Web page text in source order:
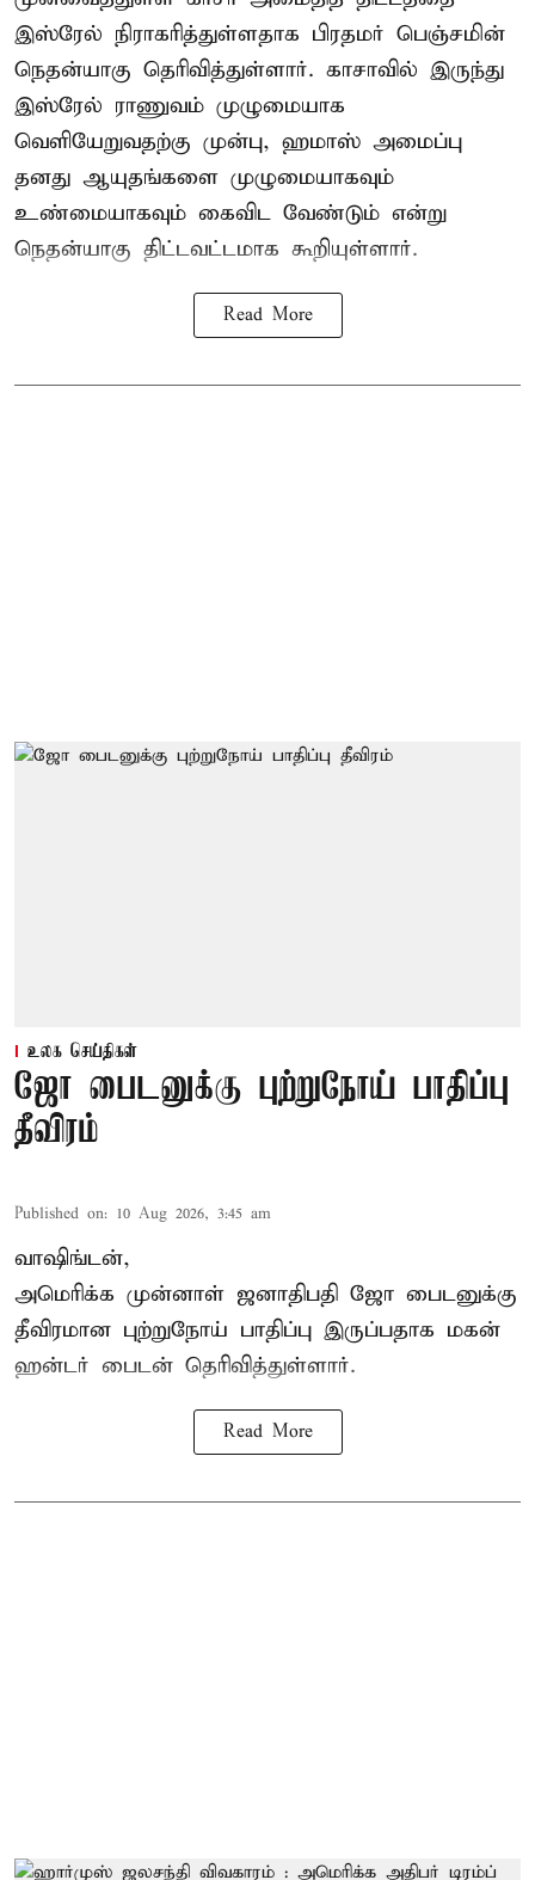
இஸ்ரேல் நிராகரித்துள்ளதாக பிரதமர் பெஞ்சமின்
நெதன்யாகு தெரிவித்துள்ளார். காசாவில் இருந்து
இஸ்ரேல் ராணுவம் முழுமையாக
வெளியேறுவதற்கு முன்பு, ஹமாஸ் அமைப்பு
தனது ஆயுதங்களை முழுமையாகவும்
உண்மையாகவும் கைவிட வேண்டும் என்று
நெதன்யாகு திட்டவட்டமாக கூறியுள்ளார்.
Read More
உலக செய்திகள்
ஜோ பைடனுக்கு புற்றுநோய் பாதிப்பு
தீவிரம்
Published on: 10 Aug 2026, 3:45 am
வாஷிங்டன்,
அமெரிக்க முன்னாள் ஜனாதிபதி ஜோ பைடனுக்கு
தீவிரமான புற்றுநோய் பாதிப்பு இருப்பதாக மகன்
ஹன்டர் பைடன் தெரிவித்துள்ளார்.
Read More